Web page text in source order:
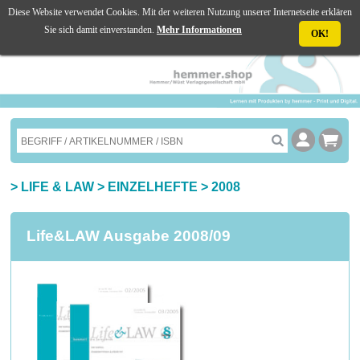
☰ MENU
> LIFE & LAW > EINZELHEFTE >2008
Life&LAW Ausgabe 2008/09
Diese Website verwendet Cookies. Mit der weiteren Nutzung unserer Internetseite erklären
Sie sich damit einverstanden. Mehr Informationen OK!